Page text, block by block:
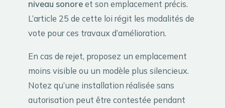
niveau sonoreet son emplacement précis.
L’article 25 de cette loi régit les modalités de
vote pour ces travaux d’amélioration.
En cas de rejet, proposez un emplacement
moins visible ou un modèle plus silencieux.
Notez qu’une installation réalisée sans
autorisation peut être contestée pendant